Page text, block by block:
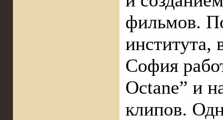
фильмов.
института,
София
Octane” и
клипов.